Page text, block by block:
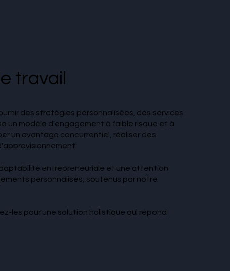
des stratégies personnalisées, des services
un modèle d'engagement à faible risque et à
un avantage concurrentiel, réaliser des
entrepreneuriale et une attention
personnalisés, soutenus par notre
les pour une solution holistique qui répond
travail